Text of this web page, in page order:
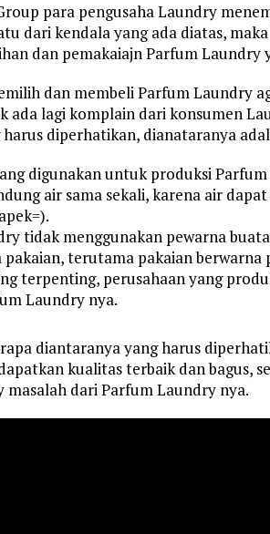
para pengusaha Laundry
dari kendala yang ada diatas,
dan pemakaiajn Parfum Laundry
dan membeli Parfum Laundry
ada lagi komplain dari konsumen
harus diperhatikan, dianataranya
digunakan untuk produksi
air sama sekali, karena air
tidak menggunakan pewarna
pakaian, terutama pakaian berwarna
terpenting, perusahaan yang
Laundry nya.
diantaranya yang harus
kualitas terbaik dan bagus,
masalah dari Parfum Laundry nya.